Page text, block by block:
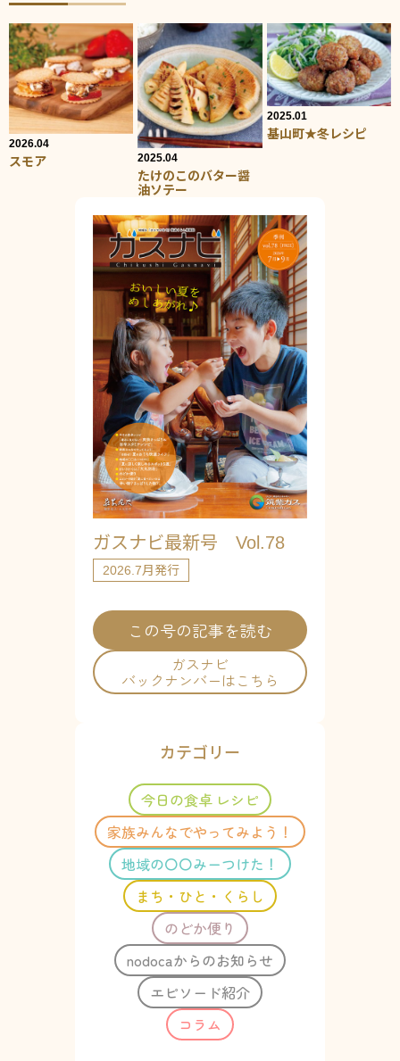
2026.04
スモア 2025.04
たけのこのバター醤
油ソテー
2025.01
基山町★冬レシピ
ガスナビ最新号 Vol.78
2026.7月発行
この号の記事を読む
ガスナビ
バックナンバーはこちら
カテゴリー
今日の食卓 レシピ
家族みんなでやってみよう！
地域の〇〇みーつけた！
まち・ひと・くらし
のどか便り
nodocaからのお知らせ
エピソード紹介
コラム